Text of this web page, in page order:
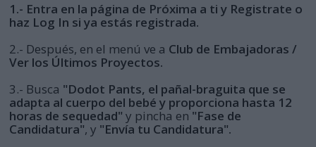
1.- Entra en la página de Próxima a ti y Registrate o
haz Log In si ya estás registrada.
2.- Después, en el menú ve a Club de Embajadoras /
Ver los Últimos Proyectos.
3.- Busca "Dodot Pants, el pañal-braguita que se
adapta al cuerpo del bebé y proporciona hasta 12
horas de sequedad" y pincha en "Fase de
Candidatura", y "Envía tu Candidatura".